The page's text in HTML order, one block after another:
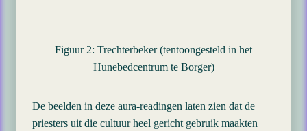
Figuur 2: Trechterbeker (tentoongesteld in het
Hunebedcentrum te Borger)
De beelden in deze aura-readingen laten zien dat de
priesters uit die cultuur heel gericht gebruik maakten